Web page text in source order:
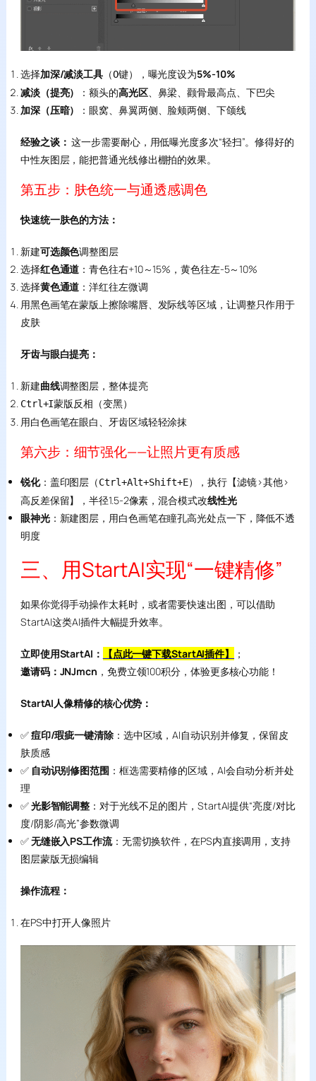
选择加深/减淡工具 （O键），曝光度设为5%-10%
减淡（提亮）
：额头的高光区、鼻梁、颧骨最高点、下巴尖
加深（压暗）
：眼窝、鼻翼两侧、脸颊两侧、下颌线
经验之谈： 这一步需要耐心，用低曝光度多次“轻扫”。修得好的
中性灰图层，能把普通光线修出棚拍的效果。
第五步：肤色统一与通透感调色
快速统一肤色的方法：
新建可选颜色调整图层
选择红色通道 ：青色往右+10～15%，黄色往左-5～10%
选择黄色通道 ：洋红往左微调
用黑色画笔在蒙版上擦除嘴唇、发际线等区域，让调整只作用于
皮肤
牙齿与眼白提亮：
新建曲线调整图层，整体提亮
Ctrl+I蒙版反相（变黑）
用白色画笔在眼白、牙齿区域轻轻涂抹
第六步：细节强化——让照片更有质感
锐化：盖印图层（Ctrl+Alt+Shift+E），执行【滤镜>其他>
高反差保留】，半径1.5-2像素，混合模式改线性光
眼神光：新建图层，用白色画笔在瞳孔高光处点一下，降低不透
明度
三、用StartAI实现“一键精修”
如果你觉得手动操作太耗时，或者需要快速出图，可以借助
StartAI这类AI插件大幅提升效率。
立即使用StartAI： 【点此一键下载StartAI插件】
；
邀请码：JNJmcn ，免费立领100积分，体验更多核心功能！
StartAI人像精修的核心优势：
✅痘印/瑕疵一键清除：选中区域，AI自动识别并修复，保留皮
肤质感
✅ 自动识别修图范围 ：框选需要精修的区域，AI会自动分析并处
理
✅光影智能调整 ：对于光线不足的图片，StartAI提供“亮度/对比
度/阴影/高光”参数微调
✅无缝嵌入PS工作流：无需切换软件，在PS内直接调用，支持
图层蒙版无损编辑
操作流程：
在PS中打开人像照片